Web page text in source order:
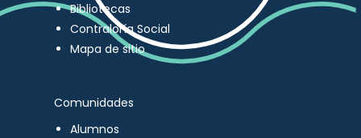
Bibliotecas
Contraloría Social
Mapa de sitio
Comunidades
Alumnos